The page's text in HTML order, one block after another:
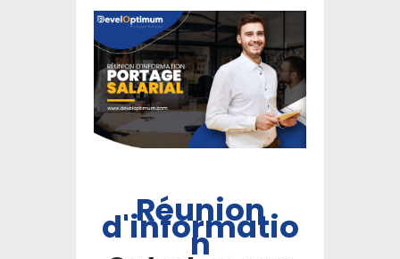
Réunion
d'informatio
n